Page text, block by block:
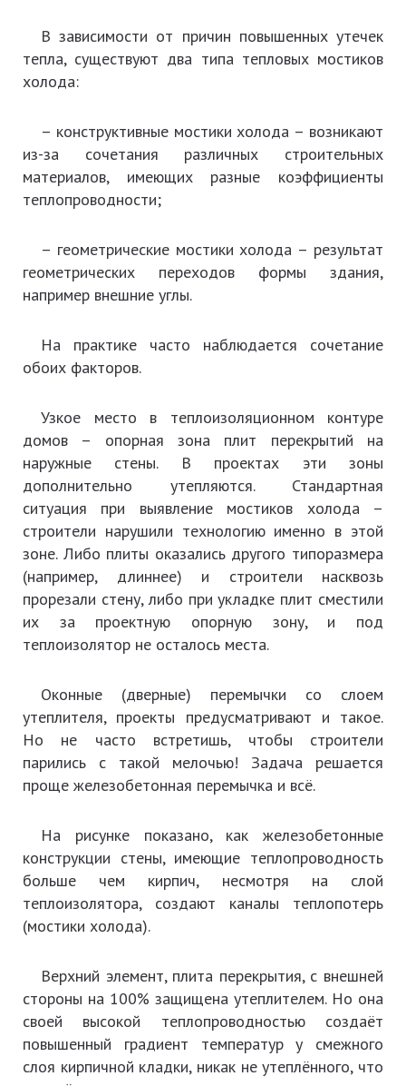
В зависимости от причин повышенных утечек
тепла, существуют два типа тепловых мостиков
холода:
– конструктивные мостики холода – возникают
из-за сочетания различных строительных
материалов, имеющих разные коэффициенты
теплопроводности;
– геометрические мостики холода – результат
геометрических переходов формы здания,
например внешние углы.
На практике часто наблюдается сочетание
обоих факторов.
Узкое место в теплоизоляционном контуре
домов – опорная зона плит перекрытий на
наружные стены. В проектах эти зоны
дополнительно утепляются. Стандартная
ситуация при выявление мостиков холода –
строители нарушили технологию именно в этой
зоне. Либо плиты оказались другого типоразмера
(например, длиннее) и строители насквозь
прорезали стену, либо при укладке плит сместили
их за проектную опорную зону, и под
теплоизолятор не осталось места.
Оконные (дверные) перемычки со слоем
утеплителя, проекты предусматривают и такое.
Но не часто встретишь, чтобы строители
парились с такой мелочью! Задача решается
проще железобетонная перемычка и всё.
На рисунке показано, как железобетонные
конструкции стены, имеющие теплопроводность
больше чем кирпич, несмотря на слой
теплоизолятора, создают каналы теплопотерь
(мостики холода).
Верхний элемент, плита перекрытия, с внешней
стороны на 100% защищена утеплителем. Но она
своей высокой теплопроводностью создаёт
повышенный градиент температур у смежного
слоя кирпичной кладки, никак не утеплённого, что